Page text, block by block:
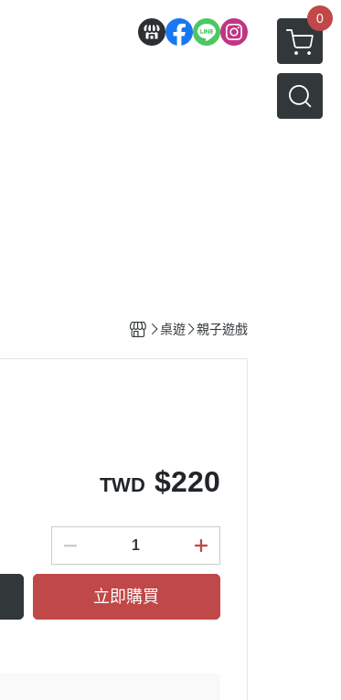
0
桌遊 親子遊戲
TWD $220
立即購買